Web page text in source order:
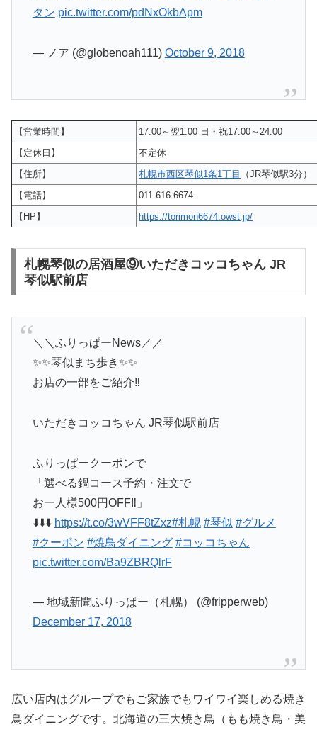
タン pic.twitter.com/pdNxOkbApm
— ノア (@globenoah111) October 9, 2018
【営業時間】
17:00～翌1:00 日・祝17:00～24:00
【定休日】
不定休
【住所】
札幌市西区琴似1条1丁目
（JR琴似駅3分）
【電話】
011-616-6674
【HP】
https://torimon6674.owst.jp/
札幌琴似の居酒屋⑨いただきコッコちゃん JR
琴似駅前店
＼＼ふりっぱーNews／／
✨✨琴似まち歩き✨✨
お店の一部をご紹介‼
いただきコッコちゃん JR琴似駅前店
ふりっぱークーポンで
「選べる鍋コース予約・注文で
お一人様500円OFF‼」
⬇️⬇️⬇️ https://t.co/3wVFF8tZxz#札幌 #琴似 #グルメ
#クーポン #焼鳥ダイニング #コッコちゃん
pic.twitter.com/Ba9ZBRQlrF
— 地域新聞ふりっぱー（札幌） (@fripperweb)
December 17, 2018
広い店内はグループでもご家族でもワイワイ楽しめる焼き
鳥ダイニングです。北海道の三大焼き鳥（もも焼き鳥・美